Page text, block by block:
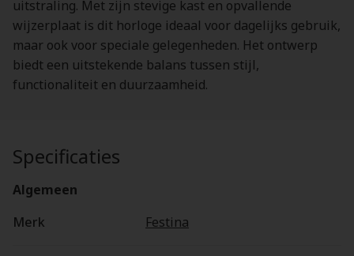
uitstraling. Met zijn stevige kast en opvallende
wijzerplaat is dit horloge ideaal voor dagelijks gebruik,
maar ook voor speciale gelegenheden. Het ontwerp
biedt een uitstekende balans tussen stijl,
functionaliteit en duurzaamheid.
Specificaties
Algemeen
Merk
Festina